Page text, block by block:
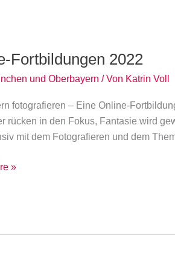
Fortbildungen 2022
und Oberbayern / Von Katrin Voll
fotografieren – Eine Online-
rücken in den Fokus, Fantasie wird
mit dem Fotografieren und dem
»